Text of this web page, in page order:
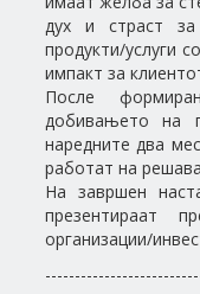
дух и страст за
продукти/услуги
импакт за
После
добивањето на
наредните два
работат на
На завршен
презентираат
организации/